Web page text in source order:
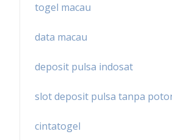
togel macau
data macau
deposit pulsa indosat
slot deposit pulsa tanpa
cintatogel